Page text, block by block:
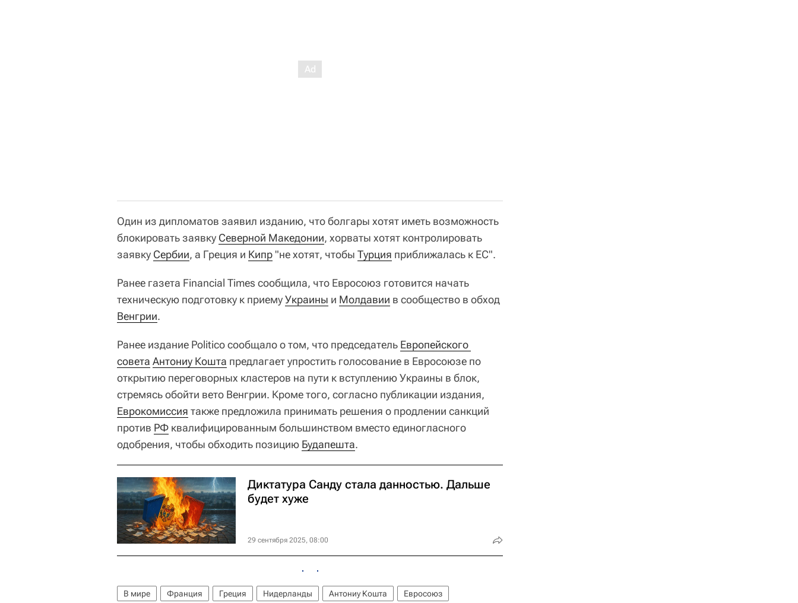
Один из дипломатов заявил изданию, что болгары хотят иметь возможность
блокировать заявку Северной Македонии, хорваты хотят контролировать
заявку Сербии, а Греция и Кипр "не хотят, чтобы Турция приближалась к ЕС".
Ранее газета Financial Times сообщила, что Евросоюз готовится начать
техническую подготовку к приемуУкраины и Молдавии в сообщество в обход
Венгрии.
Ранее издание Politico сообщало о том, что председатель Европейского
совета Антониу Кошта предлагает упростить голосование в Евросоюзе по
открытию переговорных кластеров на пути к вступлению Украины в блок,
стремясь обойти вето Венгрии. Кроме того, согласно публикации издания,
Еврокомиссия также предложила принимать решения о продлении санкций
против РФ квалифицированным большинством вместо единогласного
одобрения, чтобы обходить позицию Будапешта.
Диктатура Санду стала данностью. Дальше
будет хуже
29 сентября 2025, 08:00
В мире Франция Греция Нидерланды Антониу Кошта
Евросоюз